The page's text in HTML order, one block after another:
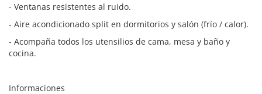
- Ventanas resistentes al ruido.
- Aire acondicionado split en dormitorios y salón (frío / calor).
- Acompaña todos los utensilios de cama, mesa y baño y
cocina.
Informaciones